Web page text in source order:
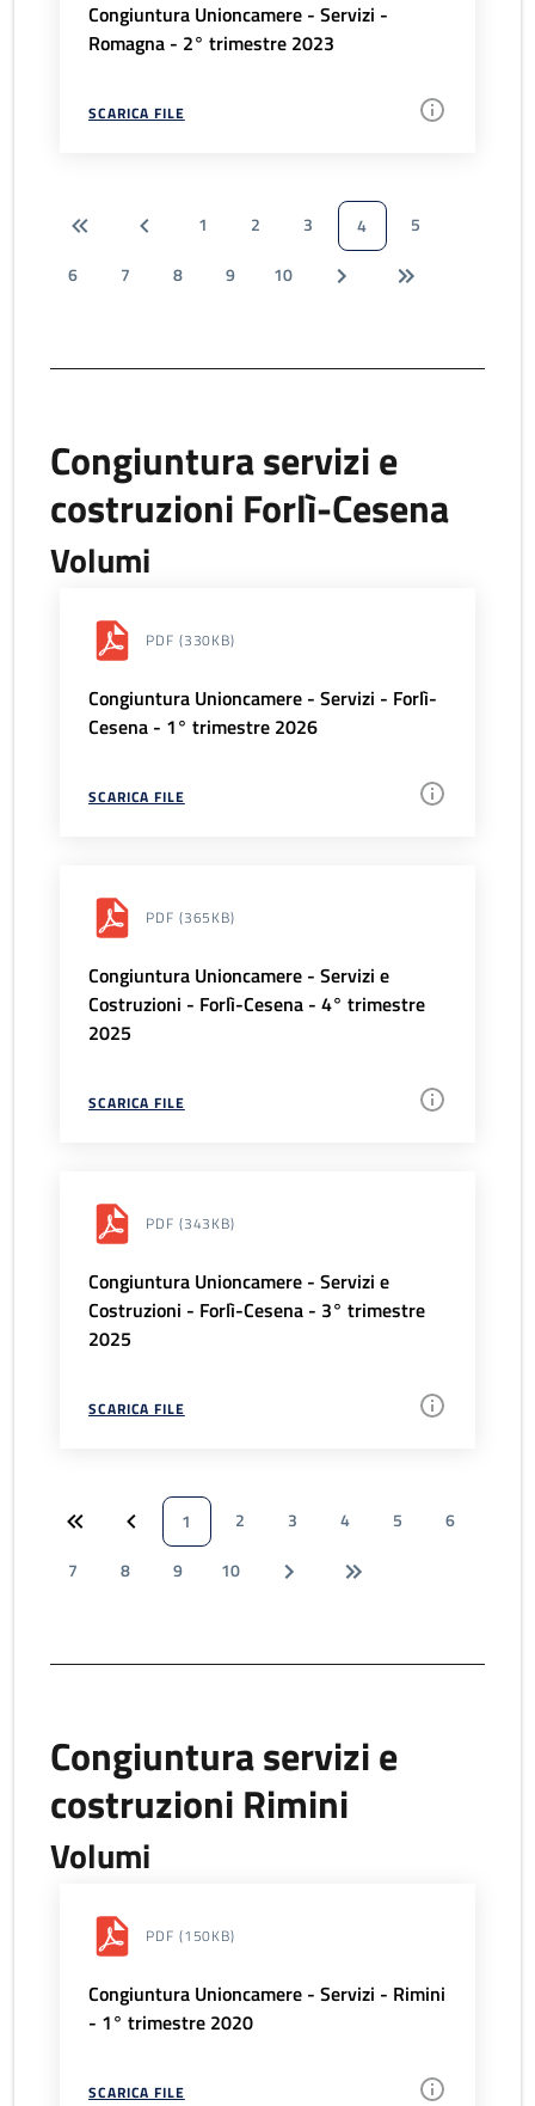
Congiuntura Unioncamere - Servizi -
Romagna - 2° trimestre 2023
SCARICA FILE
1 2 3 4
5
6
7 8 9 10
Congiuntura servizi e
costruzioni Forlì-Cesena
Volumi
PDF (330KB)
Congiuntura Unioncamere - Servizi - Forlì-
Cesena - 1° trimestre 2026
SCARICA FILE
PDF (365KB)
Congiuntura Unioncamere - Servizi e
Costruzioni - Forlì-Cesena - 4° trimestre
2025
SCARICA FILE
PDF (343KB)
Congiuntura Unioncamere - Servizi e
Costruzioni - Forlì-Cesena - 3° trimestre
2025
SCARICA FILE
1 2 3 4 5
6
7
8 9 10
Congiuntura servizi e
costruzioni Rimini
Volumi
PDF (150KB)
Congiuntura Unioncamere - Servizi - Rimini
- 1° trimestre 2020
SCARICA FILE